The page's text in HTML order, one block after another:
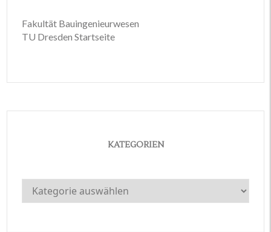
Fakultät Bauingenieurwesen
TU Dresden Startseite
KATEGORIEN
Kategorien